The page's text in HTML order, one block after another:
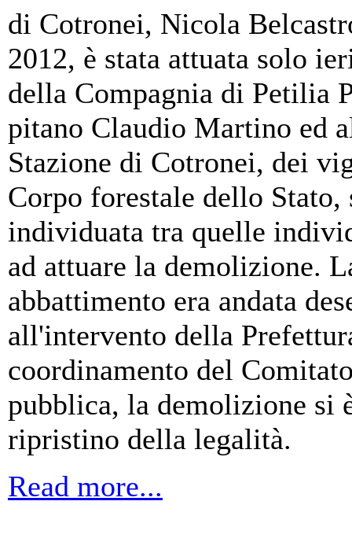
di Cotronei, Nicola
2012, è stata attuata solo
della Compagnia di Petilia
pitano Claudio Martino ed
Stazione di Cotronei, dei
Corpo forestale dello
individuata tra quelle
ad attuare la demolizione.
abbattimento era andata
all'intervento della
coordinamento del
pubblica, la demolizione si
ripristino della legalità.
Read more...